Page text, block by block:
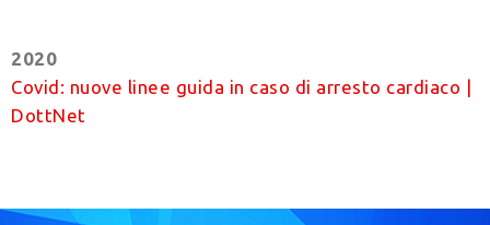
2020
Covid: nuove linee guida in caso di arresto cardiaco |
DottNet